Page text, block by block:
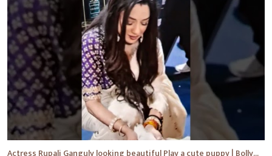
Actress Rupali Ganguly looking beautiful Play a cute puppy | Bollywood | Bollywood News #shorts #yt